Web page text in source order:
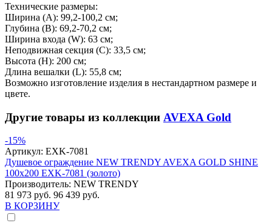
Технические размеры:
Ширина (A): 99,2-100,2 см;
Глубина (B): 69,2-70,2 см;
Ширина входа (W): 63 см;
Неподвижная секция (С): 33,5 см;
Высота (H): 200 см;
Длина вешалки (L): 55,8 см;
Возможно изготовление изделия в нестандартном размере и
цвете.
Другие товары из коллекции AVEXA Gold
-15%
Артикул: EXK-7081
Душевое ограждение NEW TRENDY AVEXA GOLD SHINE
100x200 EXK-7081 (золото)
Производитель: NEW TRENDY
81 973 руб. 96 439 руб.
В КОРЗИНУ